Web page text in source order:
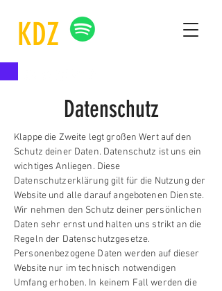
KDZ
Datenschutz
Klappe die Zweite legt großen Wert auf den
Schutz deiner Daten. Datenschutz ist uns ein
wichtiges Anliegen. Diese
Datenschutzerklärung gilt für die Nutzung der
Website und alle darauf angebotenen Dienste.
Wir nehmen den Schutz deiner persönlichen
Daten sehr ernst und halten uns strikt an die
Regeln der Datenschutzgesetze.
Personenbezogene Daten werden auf dieser
Website nur im technisch notwendigen
Umfang erhoben. In keinem Fall werden die